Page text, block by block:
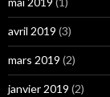
avril 2019 (3)
mars 2019 (2)
janvier 2019 (2)